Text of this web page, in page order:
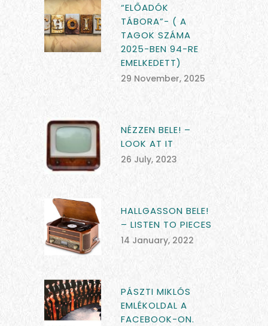
“ELŐADÓK
TÁBORA”- ( A
TAGOK SZÁMA
2025-BEN 94-RE
EMELKEDETT)
29 November, 2025
NÉZZEN BELE! –
LOOK AT IT
26 July, 2023
HALLGASSON BELE!
– LISTEN TO PIECES
14 January, 2022
PÁSZTI MIKLÓS
EMLÉKOLDAL A
FACEBOOK-ON.